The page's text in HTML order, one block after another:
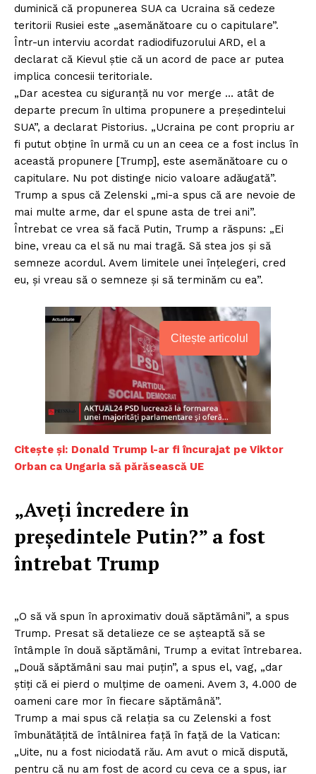
duminică că propunerea SUA ca Ucraina să cedeze
teritorii Rusiei este „asemănătoare cu o capitulare”.
Într-un interviu acordat radiodifuzorului ARD, el a
declarat că Kievul știe că un acord de pace ar putea
implica concesii teritoriale.
„Dar acestea cu siguranță nu vor merge … atât de
departe precum în ultima propunere a președintelui
SUA”, a declarat Pistorius. „Ucraina pe cont propriu ar
fi putut obține în urmă cu un an ceea ce a fost inclus în
această propunere [Trump], este asemănătoare cu o
capitulare. Nu pot distinge nicio valoare adăugată”.
Trump a spus că Zelenski „mi-a spus că are nevoie de
mai multe arme, dar el spune asta de trei ani”.
Întrebat ce vrea să facă Putin, Trump a răspuns: „Ei
bine, vreau ca el să nu mai tragă. Să stea jos și să
semneze acordul. Avem limitele unei înțelegeri, cred
eu, și vreau să o semneze și să terminăm cu ea”.
Citește articolul
Citește și: Donald Trump l-ar fi încurajat pe Viktor
Orban ca Ungaria să părăsească UE
„Aveți încredere în
președintele Putin?” a fost
întrebat Trump
„O să vă spun în aproximativ două săptămâni”, a spus
Trump. Presat să detalieze ce se așteaptă să se
întâmple în două săptămâni, Trump a evitat întrebarea.
„Două săptămâni sau mai puțin”, a spus el, vag, „dar
știți că ei pierd o mulțime de oameni. Avem 3, 4.000 de
oameni care mor în fiecare săptămână”.
Trump a mai spus că relația sa cu Zelenski a fost
îmbunătățită de întâlnirea față în față de la Vatican:
„Uite, nu a fost niciodată rău. Am avut o mică dispută,
pentru că nu am fost de acord cu ceva ce a spus, iar